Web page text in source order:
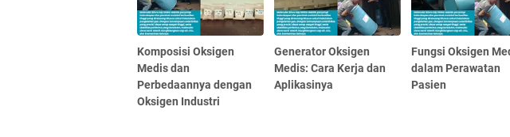
Komposisi Oksigen
Medis dan
Perbedaannya dengan
Oksigen Industri
Generator Oksigen
Medis: Cara Kerja dan
Aplikasinya
Fungsi Oksigen
dalam Perawatan
Pasien